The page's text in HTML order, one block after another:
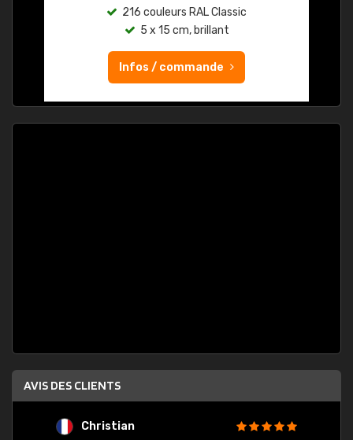
216 couleurs RAL Classic
5 x 15 cm, brillant
Infos / commande
AVIS DES CLIENTS
Christian